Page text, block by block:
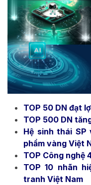
TOP 50 DN đạt
TOP 500 DN
Hệ sinh thái SP
phẩm vàng Việt
TOP Công nghệ
TOP 10 nhãn
tranh Việt Nam